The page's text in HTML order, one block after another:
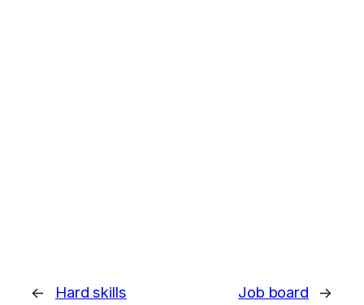
← Hard skills Job board →